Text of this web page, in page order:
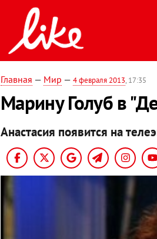
Главная — Мир — 4 февраля 2013, 17:35
Марину Голуб в
Анастасия появится на